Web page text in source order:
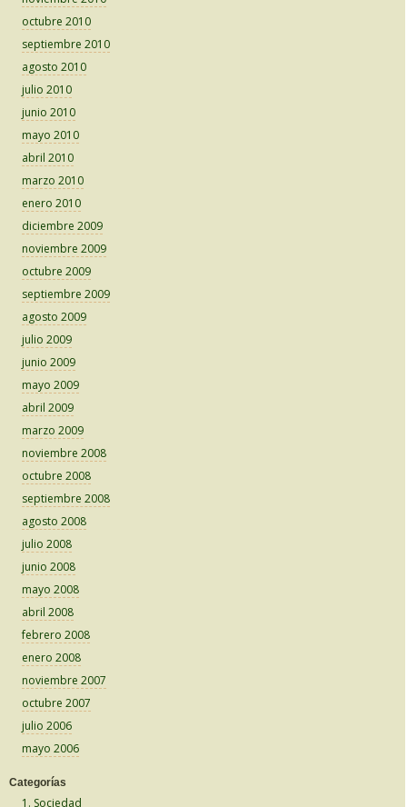
octubre 2010
septiembre 2010
agosto 2010
julio 2010
junio 2010
mayo 2010
abril 2010
marzo 2010
enero 2010
diciembre 2009
noviembre 2009
octubre 2009
septiembre 2009
agosto 2009
julio 2009
junio 2009
mayo 2009
abril 2009
marzo 2009
noviembre 2008
octubre 2008
septiembre 2008
agosto 2008
julio 2008
junio 2008
mayo 2008
abril 2008
febrero 2008
enero 2008
noviembre 2007
octubre 2007
julio 2006
mayo 2006
Categorías
1. Sociedad